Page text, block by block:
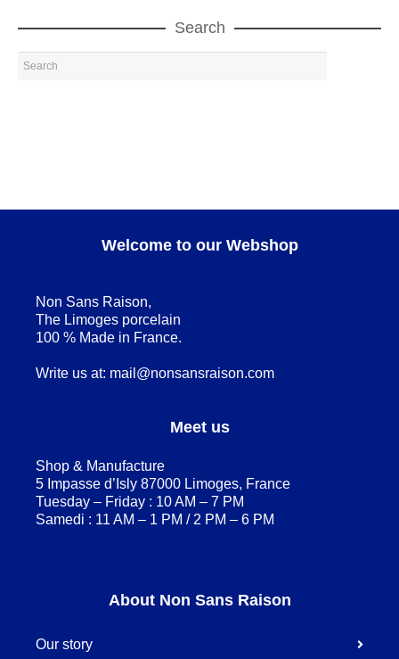
Search
Welcome to our Webshop
Non Sans Raison,
The Limoges porcelain
100 % Made in France.
Write us at: mail@nonsansraison.com
Meet us
Shop & Manufacture
5 Impasse d’Isly 87000 Limoges, France
Tuesday – Friday : 10 AM – 7 PM
Samedi : 11 AM – 1 PM / 2 PM – 6 PM
About Non Sans Raison
Our story